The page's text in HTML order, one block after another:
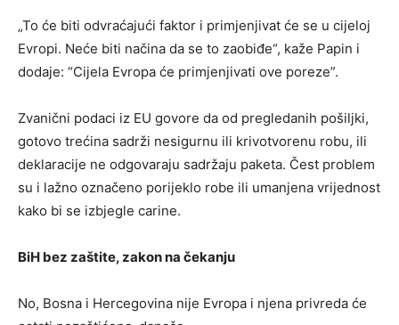
„To će biti odvraćajući faktor i primjenjivat će se u cijeloj
Evropi. Neće biti načina da se to zaobiđe“, kaže Papin i
dodaje: “Cijela Evropa će primjenjivati ove poreze”.
Zvanični podaci iz EU govore da od pregledanih pošiljki,
gotovo trećina sadrži nesigurnu ili krivotvorenu robu, ili
deklaracije ne odgovaraju sadržaju paketa. Čest problem
su i lažno označeno porijeklo robe ili umanjena vrijednost
kako bi se izbjegle carine.
BiH bez zaštite, zakon na čekanju
No, Bosna i Hercegovina nije Evropa i njena privreda će